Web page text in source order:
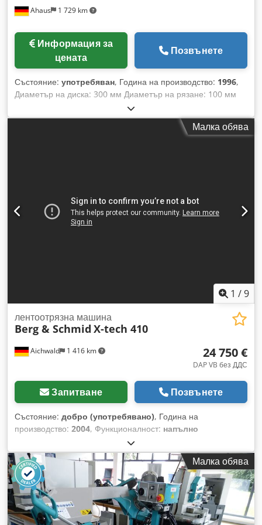
Ahaus 1 729 km
Информация за
цената
Позвънете
Състояние: употребяван, Година на производство: 1996,
Диаметър на диска: 300 мм Диаметър на рязане: 100 мм
Обхват на рязане при 45 градуса: плосък 105 x 80 мм
Обхват на рязане при 45 градуса: кръгъл 100 мм
Dkodpfxjzl E Twe Ahyer Обхват на рязане при 60 градуса:
вградена система за охлаждане - Вертикално насочване на
главата на триона - 2 скорости - Много голяма опора и плот
за материала - Двустранна настройка за скосяване: ляво
Малка обява
1 /9
Aichwald 1 416 km
лентоотрязна машина
Berg & Schmid X-tech 410
24 750 €
DAP VB без ДДС
Запитване Позвънете
Състояние: добро (употребявано), Година на
производство: 2004, Функционалност: напълно
, Тежък, напълно хидравличен CNC лентов
трион за автоматизирано и икономично рязане на плътни и
профилни материали. Основни характеристики: Dkedpozl
Ulpsfx Ahysr - Обхват на рязане: кръгъл 410 мм или плосък
410 x 410 мм - Съвременен CNC контролер с 2 оси -
Система за наблюдение на движението на лентата с
автоматична настройка на подаването - Автоматична
Малка обява